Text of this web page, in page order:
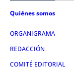
Quiénes somos
ORGANIGRAMA
REDACCIÓN
COMITÉ EDITORIAL